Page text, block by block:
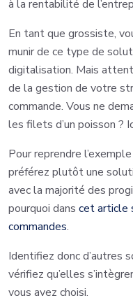
à la rentabilité de
En tant que grossiste,
munir de ce type de
digitalisation. Mais
de la gestion de votre
commande. Vous ne
les filets d’un poisson ?
Pour reprendre
préférez plutôt une
avec la majorité des
pourquoi dans cet article
commandes.
Identifiez donc d’autres
vérifiez qu’elles
vous avez choisi.